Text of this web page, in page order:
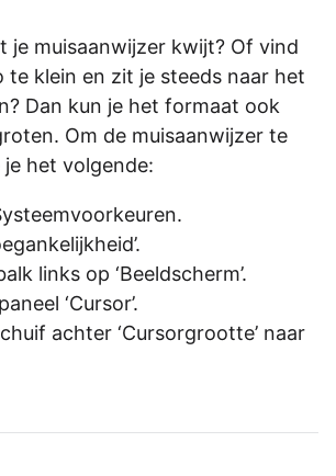
je muisaanwijzer kwijt? Of vind
te klein en zit je steeds naar het
Dan kun je het formaat ook
Om de muisaanwijzer te
het volgende:
links op ‘Beeldscherm’.
‘Cursor’.
achter ‘Cursorgrootte’ naar